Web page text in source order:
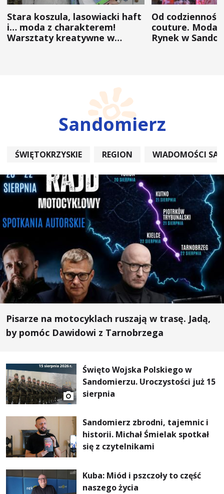
Stara koszula, lasowiacki haft
i… moda z charakterem!
Warsztaty kreatywne w
Od
couture. Moda
Rynek w
Sandomierz
ŚWIĘTOKRZYSKIE REGION WIADOMOŚCI
Pisarze na motocyklach ruszają w trasę. Jadą,
by pomóc Dawidowi z Tarnobrzega
Święto Wojska Polskiego w
Sandomierzu. Uroczystości już 15
sierpnia
Sandomierz zbrodni, tajemnic i
historii. Michał Śmielak spotkał
się z czytelnikami
Kuba: Miód i pszczoły to część
naszego życia